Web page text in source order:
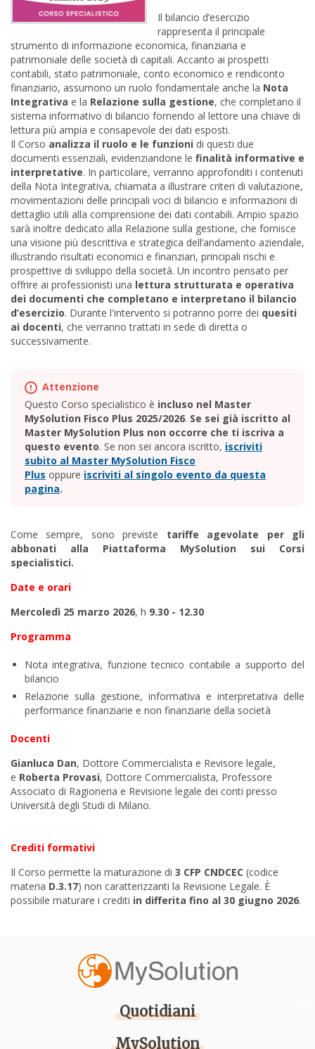
Il bilancio d’esercizio
rappresenta il principale
strumento di informazione economica, finanziaria e
patrimoniale delle società di capitali. Accanto ai prospetti
contabili, stato patrimoniale, conto economico e rendiconto
finanziario, assumono un ruolo fondamentale anche la Nota
Integrativa e la Relazione sulla gestione, che completano il
sistema informativo di bilancio fornendo al lettore una chiave di
lettura più ampia e consapevole dei dati esposti.
Il Corso analizza il ruolo e le funzioni di questi due
documenti essenziali, evidenziandone le finalità informative e
interpretative. In particolare, verranno approfonditi i contenuti
della Nota Integrativa, chiamata a illustrare criteri di valutazione,
movimentazioni delle principali voci di bilancio e informazioni di
dettaglio utili alla comprensione dei dati contabili. Ampio spazio
sarà inoltre dedicato alla Relazione sulla gestione, che fornisce
una visione più descrittiva e strategica dell’andamento aziendale,
illustrando risultati economici e finanziari, principali rischi e
prospettive di sviluppo della società. Un incontro pensato per
offrire ai professionisti una lettura strutturata e operativa
dei documenti che completano e interpretano il bilancio
d’esercizio. Durante l'intervento si potranno porre dei quesiti
ai docenti, che verranno trattati in sede di diretta o
successivamente.
Questo Corso specialistico è incluso nel Master
MySolution Fisco Plus 2025/2026. Se sei già iscritto al
Master MySolution Plus non occorre che ti iscriva a
questo evento. Se non sei ancora iscritto, iscriviti
subito al Master MySolution Fisco
Plus oppure iscriviti al singolo evento da questa
pagina.
Come sempre, sono previste tariffe agevolate per gli
abbonati alla Piattaforma MySolution sui Corsi
specialistici.
Date e orari
Mercoledì 25 marzo 2026, h 9.30 - 12.30
Programma
Nota integrativa, funzione tecnico contabile a supporto del
bilancio
Relazione sulla gestione, informativa e interpretativa delle
performance finanziarie e non finanziarie della società
Docenti
Gianluca Dan, Dottore Commercialista e Revisore legale,
e Roberta Provasi, Dottore Commercialista, Professore
Associato di Ragioneria e Revisione legale dei conti presso
Università degli Studi di Milano.
Crediti formativi
Il Corso permette la maturazione di 3 CFP CNDCEC (codice
materia D.3.17) non caratterizzanti la Revisione Legale. È
possibile maturare i crediti in differita fino al 30 giugno 2026.
Quotidiani
MySolution